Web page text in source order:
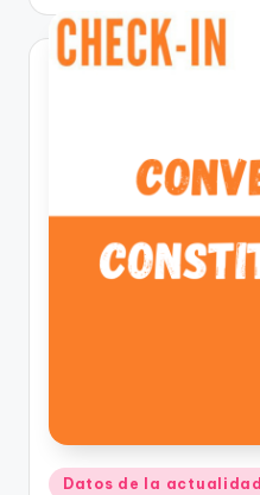
Publicado
Datos de la actualidad